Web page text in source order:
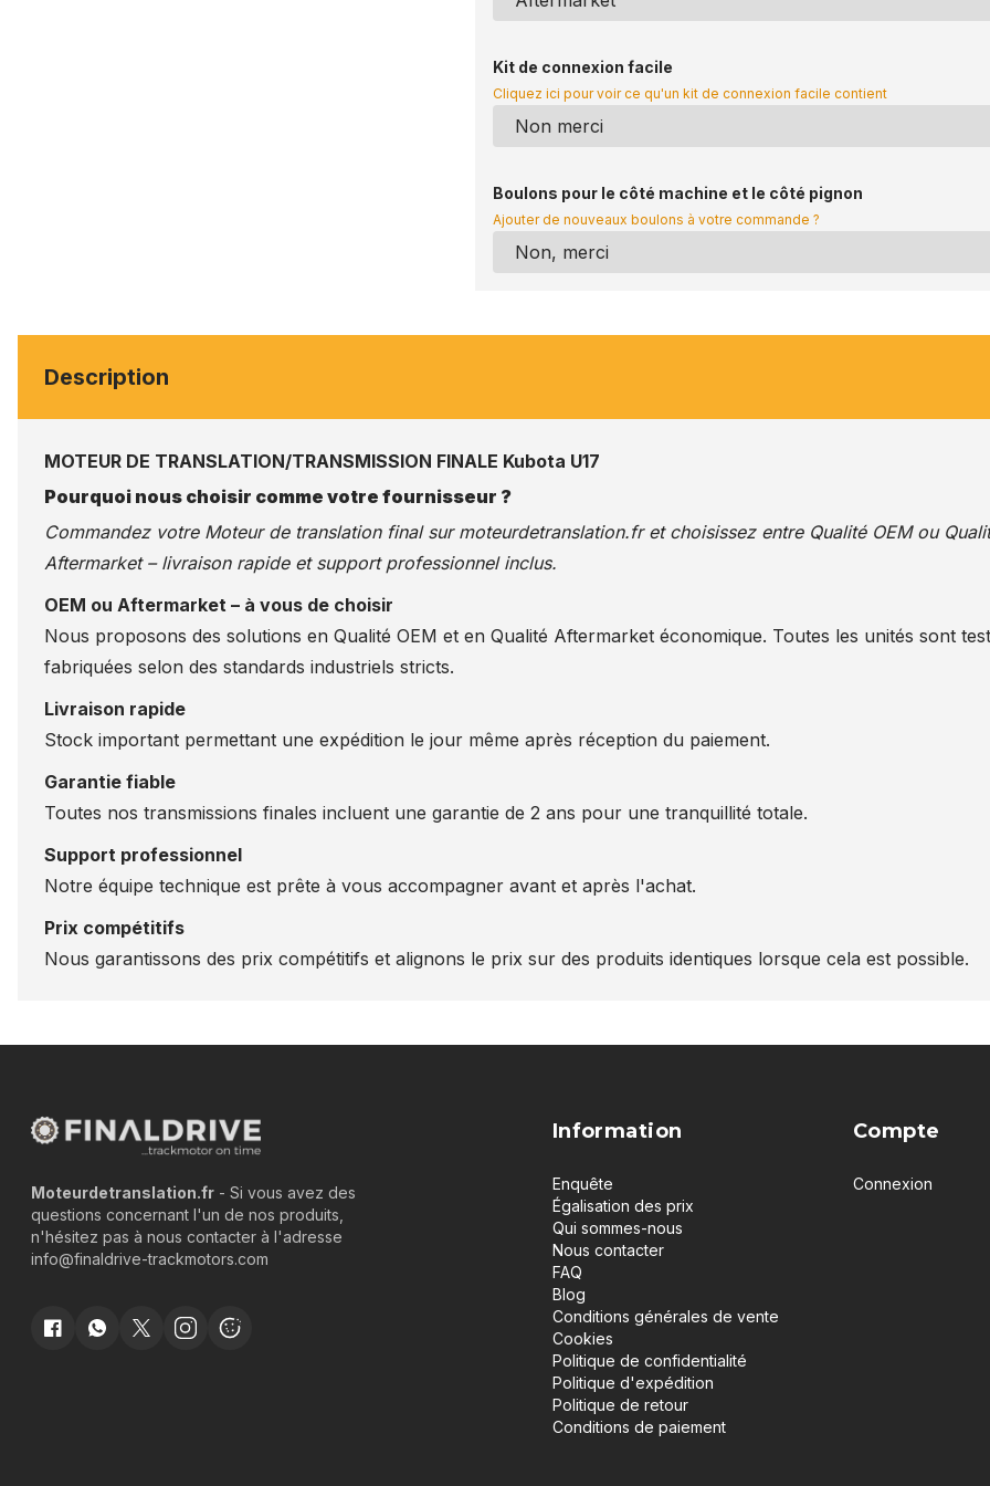
Kit de connexion facile
Cliquez ici pour voir ce qu'un kit de connexion facile contient
Boulons pour le côté machine et le côté pignon
Ajouter de nouveaux boulons à votre commande ?
Description
MOTEUR DE TRANSLATION/TRANSMISSION FINALE Kubota U17
Pourquoi nous choisir comme votre fournisseur ?
Commandez votre Moteur de translation final sur moteurdetranslation.fret choisissez entre Qualité OEM ou
Aftermarket – livraison rapide et support professionnel inclus.
OEM ou Aftermarket – à vous de choisir
Nous proposons des solutions en Qualité OEM et en Qualité Aftermarket économique. Toutes les unités sont
fabriquées selon des standards industriels stricts.
Livraison rapide
Stock important permettant une expédition le jour même après réception du paiement.
Garantie fiable
Toutes nos transmissions finales incluent une garantie de 2 ans pour une tranquillité totale.
Support professionnel
Notre équipe technique est prête à vous accompagner avant et après l'achat.
Prix compétitifs
Nous garantissons des prix compétitifs et alignons le prix sur des produits identiques lorsque cela est possible.
Moteurdetranslation.fr - Si vous avez des
questions concernant l'un de nos produits,
n'hésitez pas à nous contacter à l'adresse
info@finaldrive-trackmotors.com
Information
Enquête
Égalisation des prix
Qui sommes-nous
Nous contacter
FAQ
Blog
Conditions générales de vente
Cookies
Politique de confidentialité
Politique d'expédition
Politique de retour
Conditions de paiement
Compte
Connexion